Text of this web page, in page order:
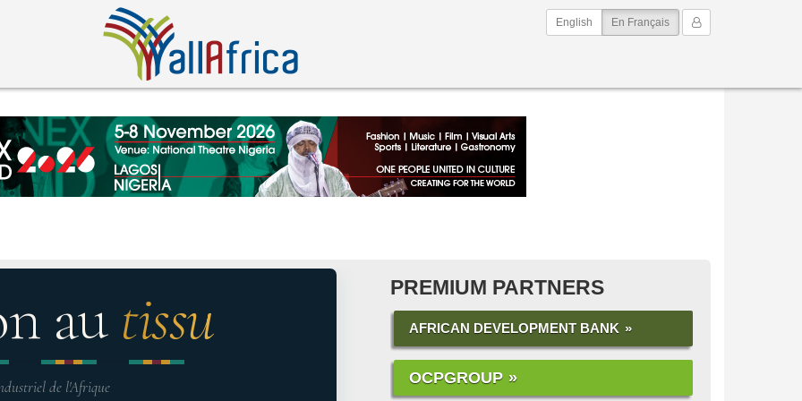
Mon Compte
English En Français(current)
au tissu
de l'Afrique
PREMIUM PARTNERS
AFRICAN DEVELOPMENT BANK
OCPGROUP